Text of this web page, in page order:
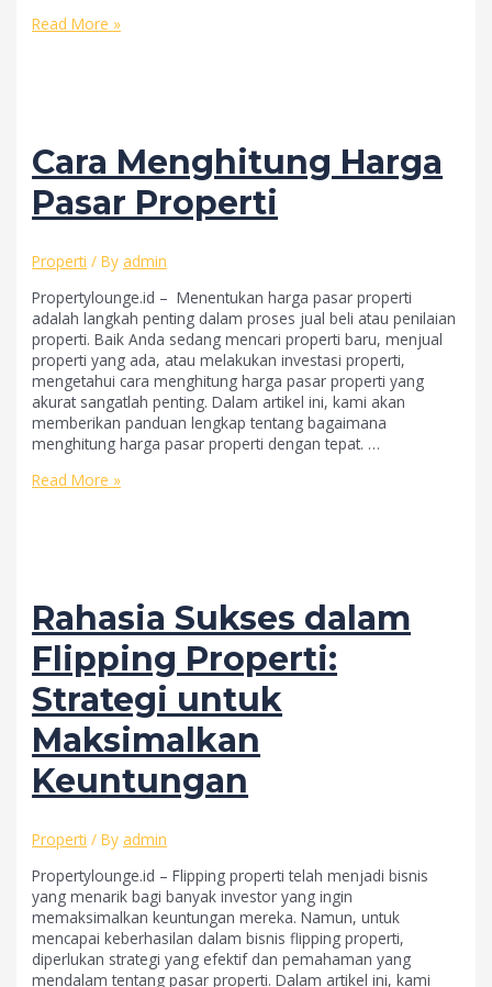
Pentingnya
sebelum
Mengajukan
KPR
BCA
Read More »
Cara Menghitung Harga
Pasar Properti
Properti / By admin
Propertylounge.id – Menentukan harga pasar properti
adalah langkah penting dalam proses jual beli atau penilaian
properti. Baik Anda sedang mencari properti baru, menjual
properti yang ada, atau melakukan investasi properti,
mengetahui cara menghitung harga pasar properti yang
akurat sangatlah penting. Dalam artikel ini, kami akan
memberikan panduan lengkap tentang bagaimana
menghitung harga pasar properti dengan tepat. …
Cara
Read More »
Rahasia Sukses dalam
Flipping Properti:
Strategi untuk
Maksimalkan
Keuntungan
Properti / By admin
Propertylounge.id – Flipping properti telah menjadi bisnis
yang menarik bagi banyak investor yang ingin
memaksimalkan keuntungan mereka. Namun, untuk
mencapai keberhasilan dalam bisnis flipping properti,
diperlukan strategi yang efektif dan pemahaman yang
mendalam tentang pasar properti. Dalam artikel ini, kami